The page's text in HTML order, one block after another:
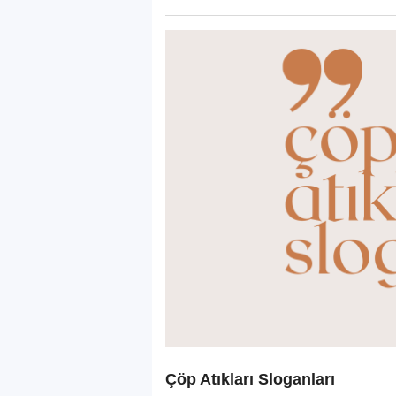
Çöp Atıkları Sloganları